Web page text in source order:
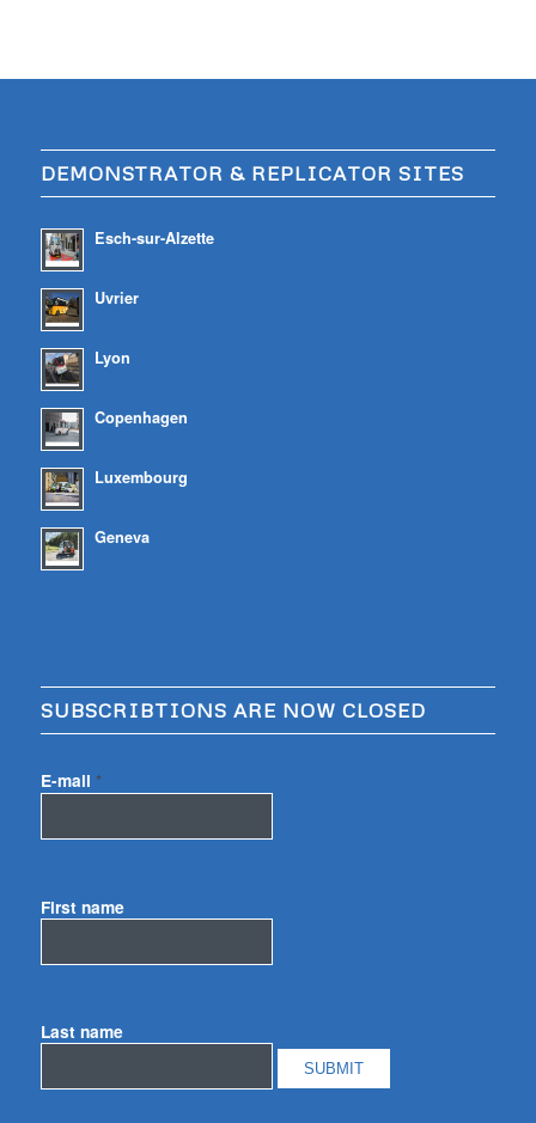
DEMONSTRATOR & REPLICATOR SITES
Esch-sur-Alzette
Uvrier
Lyon
Copenhagen
Luxembourg
Geneva
SUBSCRIBTIONS ARE NOW CLOSED
E-mail *
First name
Last name